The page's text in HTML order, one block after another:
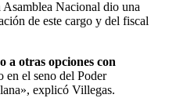
Asamblea Nacional dio una
de este cargo y del fiscal
a otras opciones con
en el seno del Poder
explicó Villegas.